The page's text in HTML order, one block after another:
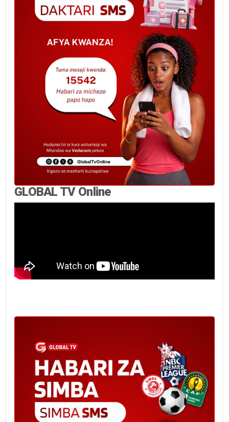
GLOBAL TV Online